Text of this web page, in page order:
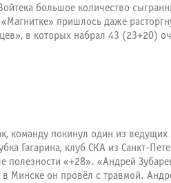
большое количество
пришлось даже
в которых набрал 43 (23+20)
команду покинул один из
Гагарина, клуб СКА из Санкт-
полезности «+28». «Андрей
в Минске он провёл с травмой.